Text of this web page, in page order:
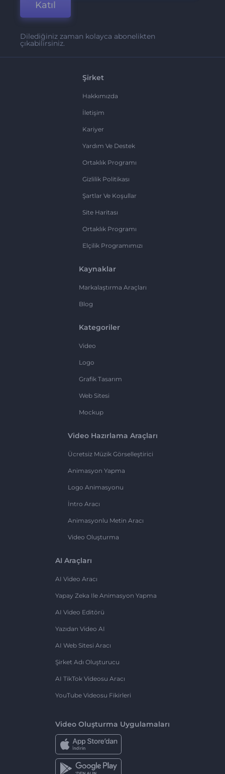
Katıl
Dilediğiniz zaman kolayca abonelikten
çıkabilirsiniz.
Şirket
Hakkımızda
İletişim
Kariyer
Yardım Ve Destek
Ortaklık Programı
Gizlilik Politikası
Şartlar Ve Koşullar
Site Haritası
Ortaklık Programı
Elçilik Programımızı
Kaynaklar
Markalaştırma Araçları
Blog
Kategoriler
Video
Logo
Grafik Tasarım
Web Sitesi
Mockup
Video Hazırlama Araçları
Ücretsiz Müzik Görselleştirici
Animasyon Yapma
Logo Animasyonu
İntro Aracı
Animasyonlu Metin Aracı
Video Oluşturma
AI Araçları
AI Video Aracı
Yapay Zeka Ile Animasyon Yapma
AI Video Editörü
Yazıdan Video AI
AI Web Sitesi Aracı
Şirket Adı Oluşturucu
AI TikTok Videosu Aracı
YouTube Videosu Fikirleri
Video Oluşturma Uygulamaları